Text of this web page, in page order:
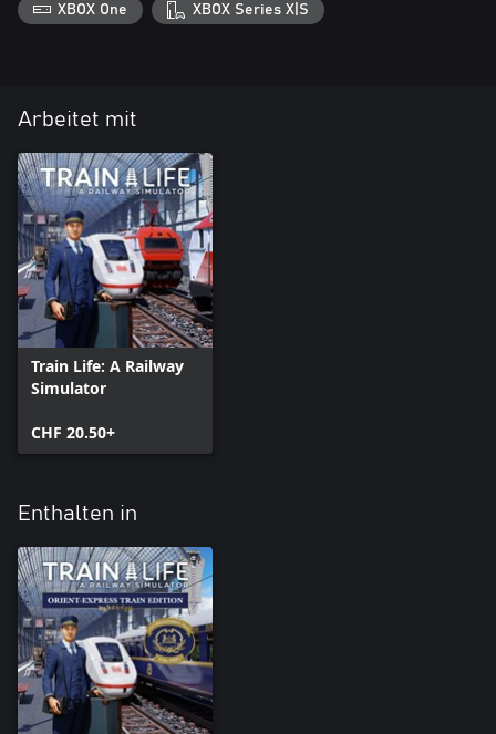
XBOX One XBOX Series X|S
Arbeitet mit
Train Life: A Railway
Simulator
CHF 20.50+
Enthalten in